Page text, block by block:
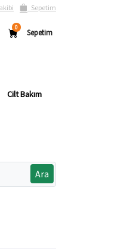
Sepetim
Sepetim
0
Cilt Bakım